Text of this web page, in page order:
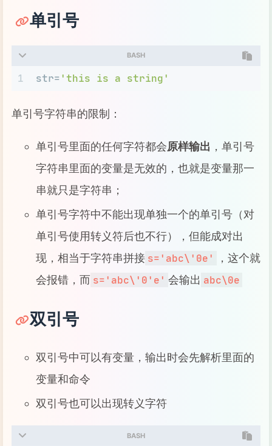
单引号
BASH
1 str= 'this is a string'
单引号字符串的限制：
单引号里面的任何字符都会原样输出 ，单引号
字符串里面的变量是无效的，也就是变量那一
串就只是字符串；
单引号字符中不能出现单独一个的单引号（对
单引号使用转义符后也不行），但能成对出
现，相当于字符串拼接 s='abc\'0e'
，这个就
会报错，而 s='abc\'0'e' 会输出 abc\0e
双引号
双引号中可以有变量，输出时会先解析里面的
变量和命令
双引号也可以出现转义字符
BASH